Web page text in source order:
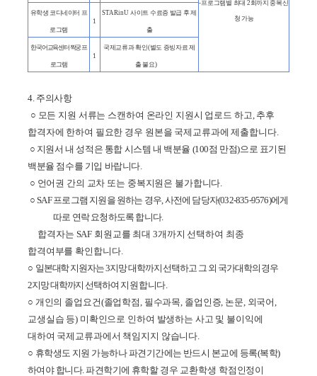
-프로그램별 최대 2 회까지 중복신
청 가능
유학생 코디네이터 프
로그램
1
STARinU 사이트 수료증 발급 후 제
출
한국어교육센터 짝궁 프
로그램
1
국제교류과 확인(별도 증빙자료 제
출 불요)
4. 주의사항
○ 모든 지원 서류는 스캔하여 온라인 지원시 업로드 하고 추후
합격자에 한하여 필요한 경우 원본을 국제교류과에 제출합니다.
○ 지원서 내 성적은 통합 시스템 내 백분율 (100점 만점)으로 표기된
백분율 점수를 기입 바랍니다.
○ 언어권 간의 교차 또는 중복지원은 불가합니다
○SAF 프로그램 지원을 원하는 경우 사전에 담당자(032-835-9576)에게
따로 연락 요청하도록 합니다.
합격자는 SAF 회원교를 최대3개까지 선택하여 최종
합격여부를 확인합니다.
○ 일본대학 지원자는3지망 대학까지 선택하고 그 외 국가대학의 경우
2지망 대학까지 선택하여 지원합니다
○ 개인의 졸업요건(졸업학점 필수과목 졸업인증 논문 외국어
교생실습 등) 미확인으로 인하여 발생하는 사고 및 불이익에
대하여 국제교류과에서 책임지지 않습니다
○ 휴학생도 지원 가능하나 파견기간에는 반드시 본교에 등록(복학)
하여야 합니다.파견학기에 휴학할 경우 교환학생 학점인정이